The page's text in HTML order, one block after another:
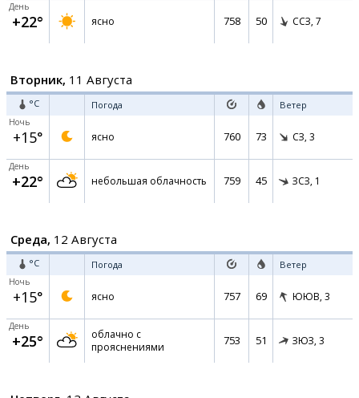
День
+22° ясно 758 50 ССЗ, 7
Вторник, 11 Августа
°C Погода Ветер
Ночь
+15° ясно 760 73 СЗ, 3
День
+22° небольшая облачность 759 45 ЗСЗ, 1
Среда, 12 Августа
°C Погода Ветер
Ночь
+15° ясно 757 69 ЮЮВ, 3
День
+25°
облачно с
прояснениями
753 51 ЗЮЗ, 3